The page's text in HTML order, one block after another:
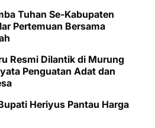
Tuhan Se-Kabupaten
Pertemuan Bersama
Resmi Dilantik di Murung
Penguatan Adat dan
Heriyus Pantau Harga